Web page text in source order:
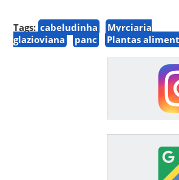
Tags: cabeludinha
Myrciaria
glazioviana
panc Plantas